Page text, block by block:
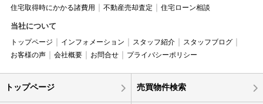
住宅取得時にかかる諸費用
不動産売却査定 住宅ローン相談
当社について
トップページ インフォメーション スタッフ紹介
スタッフブログ
お客様の声
会社概要 お問合せ プライバシーポリシー
トップページ 売買物件検索